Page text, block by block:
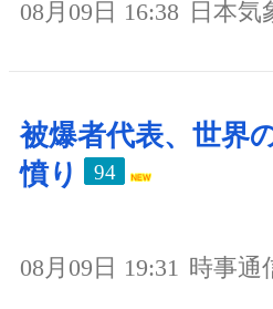
08月09日 16:38 日本気
被爆者代表、世界
憤り
94
08月09日 19:31 時事通